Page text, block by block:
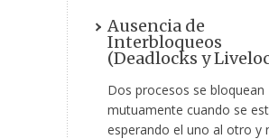
Ausencia de
Interbloqueos
(Deadlocks y
Dos procesos se bloquean
mutuamente cuando se
esperando el uno al otro y